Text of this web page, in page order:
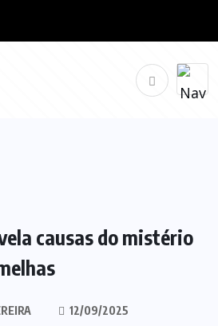
causas do mistério
12/09/2025